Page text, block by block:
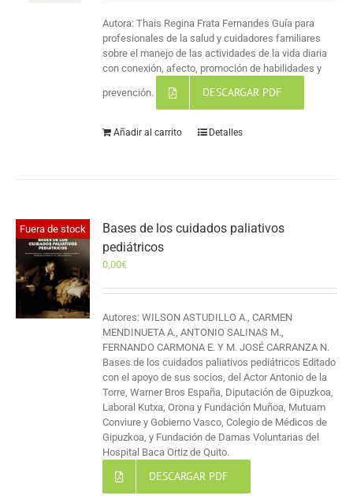
Autora: Thais Regina Frata Fernandes Guía para
profesionales de la salud y cuidadores familiares
sobre el manejo de las actividades de la vida diaria
con conexión, afecto, promoción de habilidades y
prevención. DESCARGAR PDF
Añadir al carrito Detalles
Fuera de stock
Bases de los cuidados paliativos
pediátricos
0,00€
Autores: WILSON ASTUDILLO A., CARMEN
MENDINUETA A., ANTONIO SALINAS M.,
FERNANDO CARMONA E. Y M. JOSÉ CARRANZA N.
Bases de los cuidados paliativos pediátricos Editado
con el apoyo de sus socios, del Actor Antonio de la
Torre, Warner Bros España, Diputación de Gipuzkoa,
Laboral Kutxa, Orona y Fundación Muñoa, Mutuam
Conviure y Gobierno Vasco, Colegio de Médicos de
Gipuzkoa, y Fundación de Damas Voluntarias del
Hospital Baca Ortiz de Quito.
DESCARGAR PDF